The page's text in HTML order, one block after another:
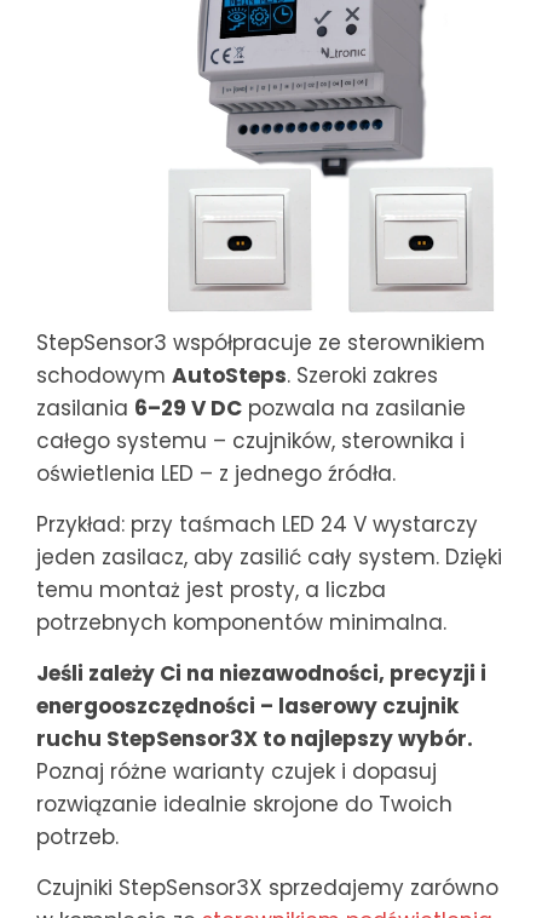
StepSensor3 współpracuje ze sterownikiem
schodowym AutoSteps. Szeroki zakres
zasilania 6–29 V DC pozwala na zasilanie
całego systemu – czujników, sterownika i
oświetlenia LED – z jednego źródła.
Przykład: przy taśmach LED 24 V wystarczy
jeden zasilacz, aby zasilić cały system. Dzięki
temu montaż jest prosty, a liczba
potrzebnych komponentów minimalna.
Jeśli zależy Ci na niezawodności, precyzji i
energooszczędności – laserowy czujnik
ruchu StepSensor3X to najlepszy wybór.
Poznaj różne warianty czujek i dopasuj
rozwiązanie idealnie skrojone do Twoich
potrzeb.
Czujniki StepSensor3X sprzedajemy zarówno